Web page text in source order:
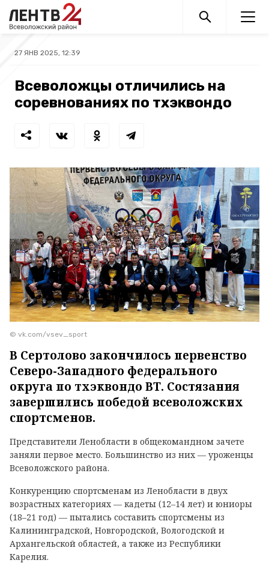
27 ЯНВ 2025, 12:39
Всеволожцы отличились на
соревнованиях по тхэквондо
© vk.com/vsev_sport
В Сертолово закончилось первенство
Северо-Западного федерального
округа по тхэквондо ВТ. Состязания
завершились победой всеволожских
спортсменов.
Представители Ленобласти в общекомандном зачете
заняли первое место. Большинство из них — уроженцы
Всеволожского района.
Конкуренцию спортсменам из Ленобласти в двух
возрастных категориях — кадеты (12–14 лет) и юниоры
(18–21 год) — пытались составить спортсмены из
Калининградской, Новгородской, Вологодской и
Архангельской областей, а также из Республики
Карелия.